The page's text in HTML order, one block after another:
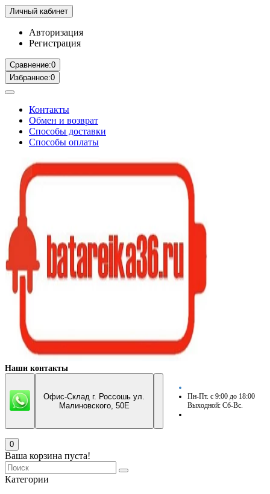
Личный кабинет
Авторизация
Регистрация
Сравнение:0
Избранное:0
Контакты
Обмен и возврат
Способы доставки
Способы оплаты
Наши контакты
Офис-Склад г. Россошь ул.
Малиновского, 50Е
Пн-Пт. с 9:00 до 18:00
Выходной: Сб-Вс.
0
Ваша корзина пуста!
Категории